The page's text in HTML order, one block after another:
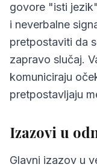
govore "isti
i neverbalne
pretpostaviti da
zapravo slučaj.
komuniciraju
pretpostavljaju
Izazovi u
Glavni izazov u